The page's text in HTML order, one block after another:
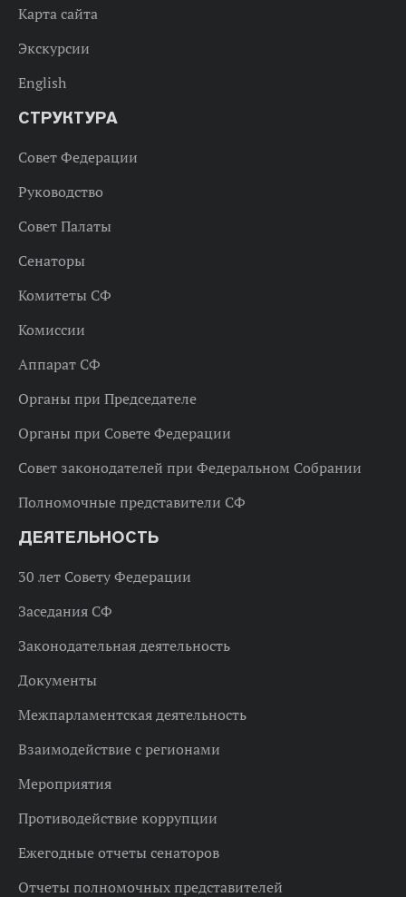
Карта сайта
Экскурсии
English
СТРУКТУРА
Совет Федерации
Руководство
Совет Палаты
Сенаторы
Комитеты СФ
Комиссии
Аппарат СФ
Органы при Председателе
Органы при Совете Федерации
Совет законодателей при Федеральном Собрании
Полномочные представители СФ
ДЕЯТЕЛЬНОСТЬ
30 лет Совету Федерации
Заседания СФ
Законодательная деятельность
Документы
Межпарламентская деятельность
Взаимодействие с регионами
Мероприятия
Противодействие коррупции
Ежегодные отчеты сенаторов
Отчеты полномочных представителей